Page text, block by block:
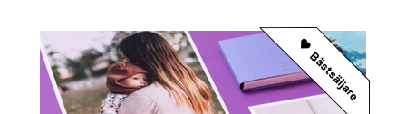
Bästsäljare